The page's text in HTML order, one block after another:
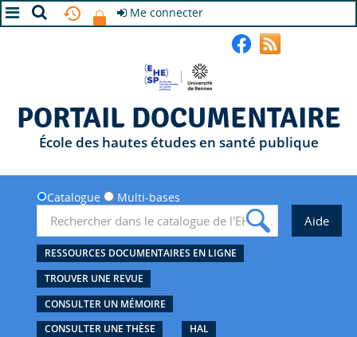
Me connecter
PORTAIL DOCUMENTAIRE
École des hautes études en santé publique
Catalogue Multi-bases
RESSOURCES DOCUMENTAIRES EN LIGNE
TROUVER UNE REVUE
CONSULTER UN MÉMOIRE
CONSULTER UNE THÈSE
HAL